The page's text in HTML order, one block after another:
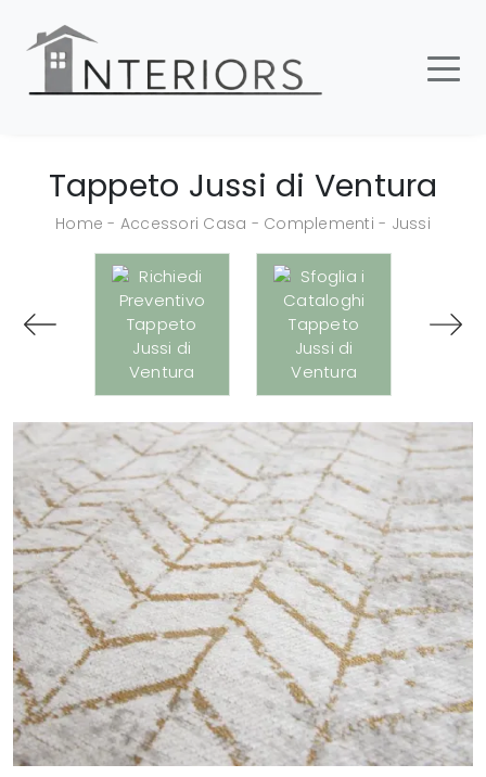
Tappeto Jussi di Ventura
Home - Accessori Casa - Complementi - Jussi